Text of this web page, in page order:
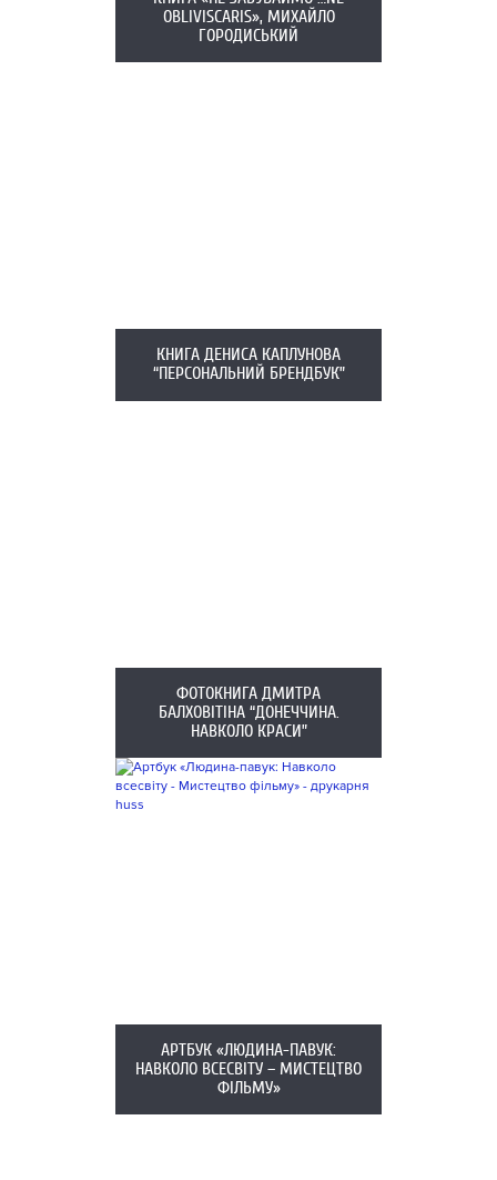
OBLIVISCARIS», МИХАЙЛО
ГОРОДИСЬКИЙ
КНИГА ДЕНИСА КАПЛУНОВА
“ПЕРСОНАЛЬНИЙ БРЕНДБУК”
ФОТОКНИГА ДМИТРА
БАЛХОВІТІНА “ДОНЕЧЧИНА.
НАВКОЛО КРАСИ”
АРТБУК «ЛЮДИНА-ПАВУК:
НАВКОЛО ВСЕСВІТУ – МИСТЕЦТВО
ФІЛЬМУ»